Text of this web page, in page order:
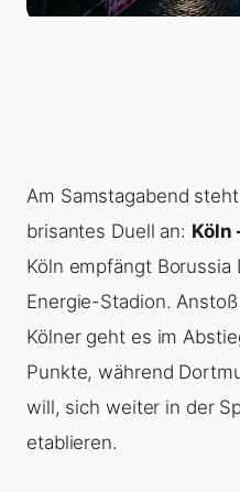
Am Samstagabend
brisantes Duell an: Köln
Köln empfängt
Energie-Stadion.
Kölner geht es im
Punkte, während
will, sich weiter in der
etablieren.